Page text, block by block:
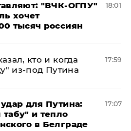
"ВЧК-ОГПУ"
хочет
тысяч россиян
18:01
кто и когда
из-под Путина
17:59
для Путина:
и тепло
в Белграде
17:07